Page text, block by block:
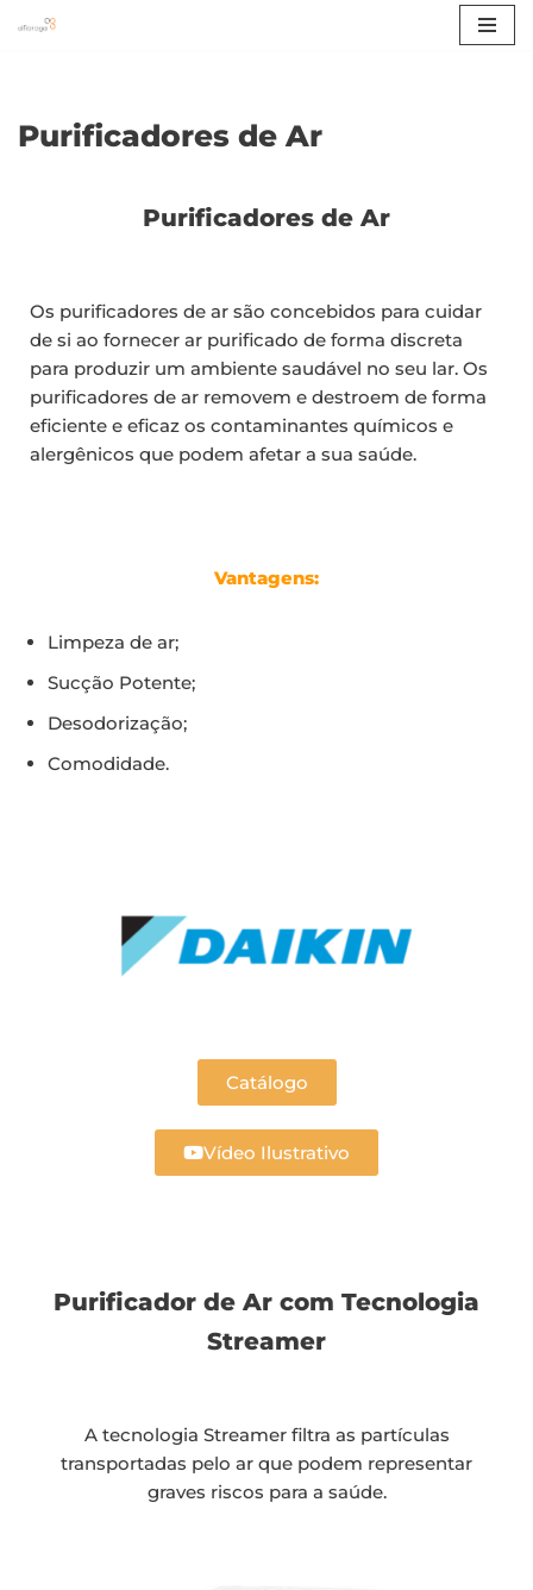
o
conteúdo
Purificadores de Ar
Purificadores de Ar
Os purificadores de ar são concebidos para cuidar
de si ao fornecer ar purificado de forma discreta
para produzir um ambiente saudável no seu lar. Os
purificadores de ar removem e destroem de forma
eficiente e eficaz os contaminantes químicos e
alergênicos que podem afetar a sua saúde.
Vantagens:
Limpeza de ar;
Sucção Potente;
Desodorização;
Comodidade.
Catálogo
Vídeo Ilustrativo
Purificador de Ar com Tecnologia
Streamer
A tecnologia Streamer filtra as partículas
transportadas pelo ar que podem representar
graves riscos para a saúde.